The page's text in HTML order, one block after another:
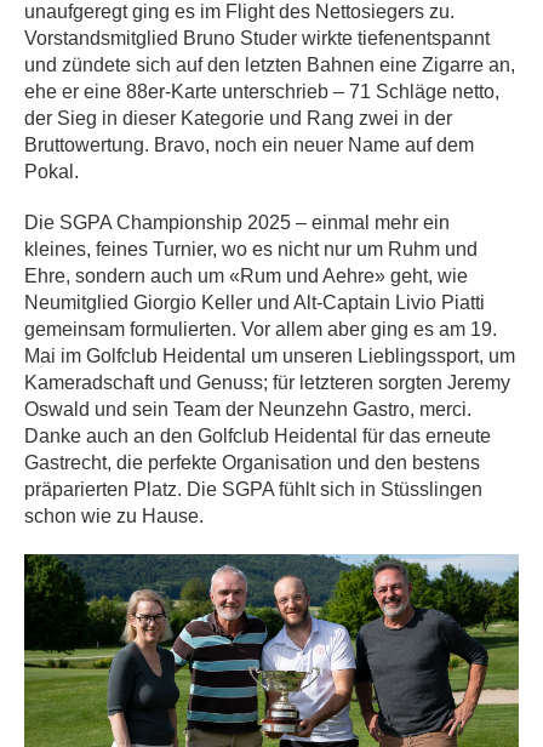
unaufgeregt ging es im Flight des Nettosiegers zu.
Vorstandsmitglied Bruno Studer wirkte tiefenentspannt
und zündete sich auf den letzten Bahnen eine Zigarre an,
ehe er eine 88er-Karte unterschrieb – 71 Schläge netto,
der Sieg in dieser Kategorie und Rang zwei in der
Bruttowertung. Bravo, noch ein neuer Name auf dem
Pokal.
Die SGPA Championship 2025 – einmal mehr ein
kleines, feines Turnier, wo es nicht nur um Ruhm und
Ehre, sondern auch um «Rum und Aehre» geht, wie
Neumitglied Giorgio Keller und Alt-Captain Livio Piatti
gemeinsam formulierten. Vor allem aber ging es am 19.
Mai im Golfclub Heidental um unseren Lieblingssport, um
Kameradschaft und Genuss; für letzteren sorgten Jeremy
Oswald und sein Team der Neunzehn Gastro, merci.
Danke auch an den Golfclub Heidental für das erneute
Gastrecht, die perfekte Organisation und den bestens
präparierten Platz. Die SGPA fühlt sich in Stüsslingen
schon wie zu Hause.